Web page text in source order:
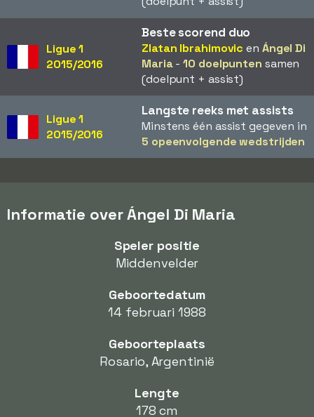
Ligue 1
2015/2016
Beste scorend duo
Zlatan Ibrahimovic en Ángel Di
Maria-10 doelpunten samen
(doelpunt + assist)
Ligue 1
2015/2016
Langste reeks met assists
Minstens één assist gegeven in
5 opeenvolgende wedstrijden
Informatie over Ángel Di Maria
Speler positie
Middenvelder
Geboortedatum
14 februari 1988
Geboorteplaats
Rosario, Argentinië
Lengte
178 cm